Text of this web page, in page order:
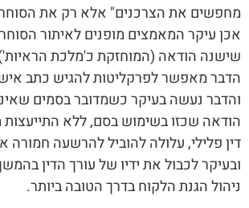
מחפשים את הצרכנים" אלא רק את
אכן עיקר המאמצים מופנים לאיתור
שישנה הודאה (המוחזקת כ'מלכת
הדבר מאפשר לפרקליטות להגיש כתב
והדבר נעשה בעיקר כשמדובר בסמים
הודאה שכזו בשימוש בסם, ללא
דין פלילי, עלולה להוביל להרשעה חמורה
ובעיקר לכבול את ידיו של עורך הדין
ניהול הגנת הלקוח בדרך הטובה ביותר.